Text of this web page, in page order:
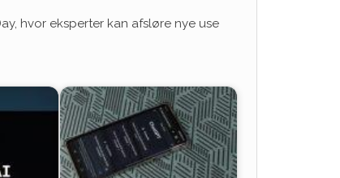
hvor eksperter kan afsløre nye use